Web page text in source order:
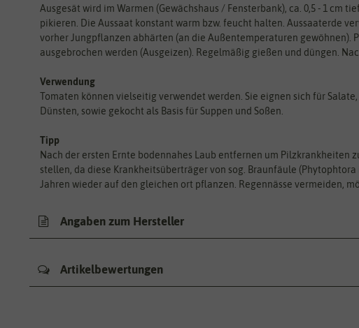
Ausgesät wird im Warmen (Gewächshaus / Fensterbank), ca. 0,5 - 1 cm
pikieren. Die Aussaat konstant warm bzw. feucht halten. Aussaaterde
vorher Jungpflanzen abhärten (an die Außentemperaturen gewöhnen).
ausgebrochen werden (Ausgeizen). Regelmäßig gießen und düngen.
Verwendung
Tomaten können vielseitig verwendet werden. Sie eignen sich für
Dünsten, sowie gekocht als Basis für Suppen und Soßen.
Tipp
Nach der ersten Ernte bodennahes Laub entfernen um Pilzkrankheiten
stellen, da diese Krankheitsüberträger von sog. Braunfäule
Jahren wieder auf den gleichen ort pflanzen. Regennässe vermeiden,
Angaben zum Hersteller
Artikelbewertungen